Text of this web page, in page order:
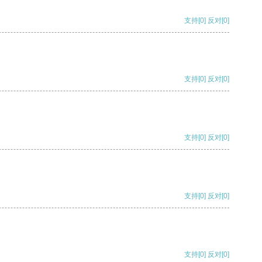
支持[0] 反对[0]
支持[0] 反对[0]
支持[0] 反对[0]
支持[0] 反对[0]
支持[0] 反对[0]